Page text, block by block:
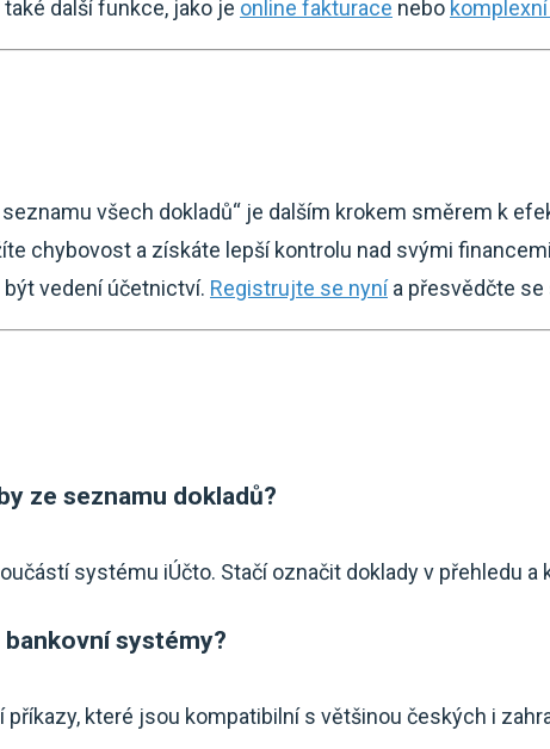
další funkce, jako je online fakturace nebo
všech dokladů“ je dalším krokem směrem k
chybovost a získáte lepší kontrolu nad svými
vedení účetnictví. Registrujte se nynía přesvědčte se
ze seznamu dokladů?
systému iÚčto. Stačí označit doklady v přehledu a
systémy?
příkazy, které jsou kompatibilní s většinou českých i